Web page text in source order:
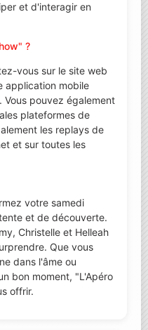
et d'interagir en
?
vous sur le site web
application mobile
Vous pouvez également
plateformes de
les replays de
et sur toutes les
votre samedi
et de découverte.
Christelle et Helleah
Que vous
dans l'âme ou
bon moment, "L'Apéro
offrir.